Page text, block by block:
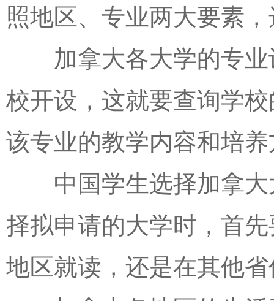
照地区、专业两大要素
加拿大各大学的专业
校开设，这就要查询学
该专业的教学内容和培
中国学生选择加拿大
择拟申请的大学时，首
地区就读，还是在其他